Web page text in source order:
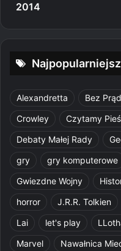
2014
Alexandretta Bez
Crowley
Czytamy
Debaty Małej Rady
gry
gry komputerowe
Gwiezdne Wojny
horror
J.R.R. Tolkien
Lai
let's play
Marvel
Nawałnica